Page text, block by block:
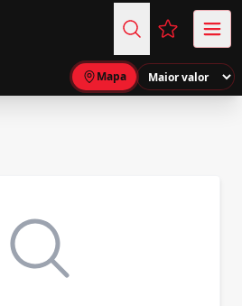
Favoritos
Mapa